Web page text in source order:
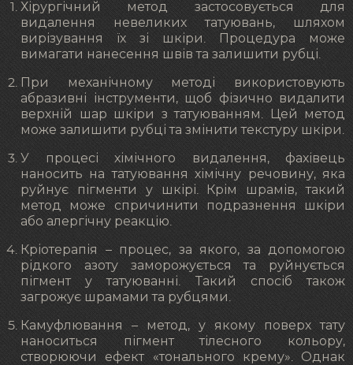
Хірургічний метод застосовується для
видалення невеликих татуювань, шляхом
вирізування їх зі шкіри. Процедура може
вимагати нанесення швів та залишити рубці.
При механічному методі використовують
абразивні інструменти, щоб фізично видалити
верхній шар шкіри з татуюванням. Цей метод
може залишити рубці та змінити текстуру шкіри.
У процесі хімічного видалення, фахівець
наносить на татуювання хімічну речовину, яка
руйнує пігменти у шкірі. Крім шрамів, такий
метод може спричинити подразнення шкіри
або алергічну реакцію.
Кріотерапія – процес, за якого, за допомогою
рідкого азоту заморожується та руйнується
пігмент у татуюванні. Такий спосіб також
загрожує шрамами та рубцями.
Камуфлювання – метод, у якому поверх тату
наноситься пігмент тілесного кольору,
створюючи ефект «тонального крему». Однак